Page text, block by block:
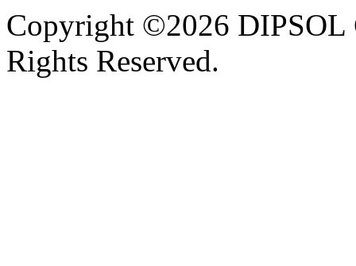
Copyright ©2026
Rights Reserved.